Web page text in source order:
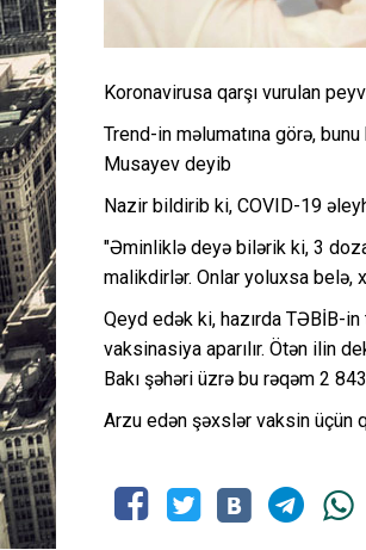
Koronavirusa qarşı vurulan
Trend-in məlumatına görə,
Musayev deyib
Nazir bildirib ki, COVID-19
"Əminliklə deyə bilərik ki, 3
malikdirlər. Onlar yoluxsa belə,
Qeyd edək ki, hazırda TƏBİB-
vaksinasiya aparılır. Ötən ilin
Bakı şəhəri üzrə bu rəqəm 2
Arzu edən şəxslər vaksin üçün